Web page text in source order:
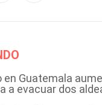
en Guatemala
a evacuar dos